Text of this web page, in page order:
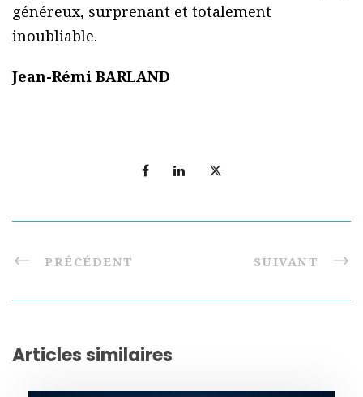
généreux, surprenant et totalement
inoubliable.
Jean-Rémi BARLAND
PRÉCÉDENT SUIVANT
Articles similaires